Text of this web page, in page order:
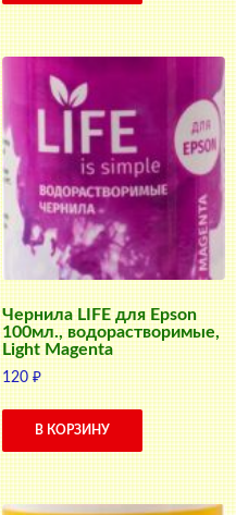
Чернила LIFE для Epson
100мл., водорастворимые,
Light Magenta
120₽
В КОРЗИНУ